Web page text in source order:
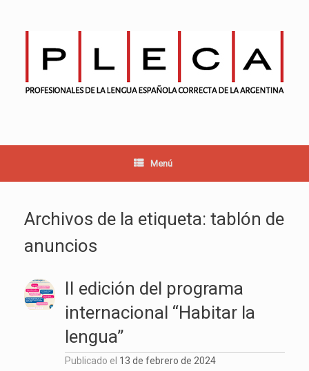
contenido
Menú
Archivos de la etiqueta: tablón de
anuncios
II edición del programa
internacional “Habitar la
lengua”
Publicado el 13 de febrero de 2024